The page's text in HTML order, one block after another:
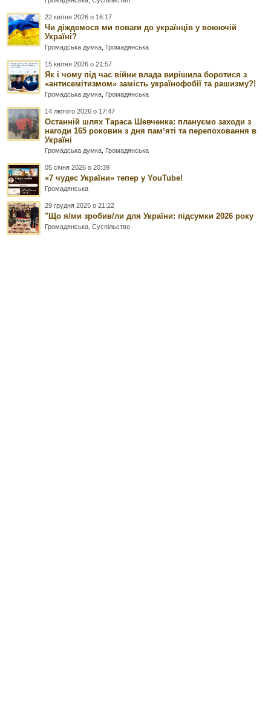
22 квітня 2026 о 16:17
Чи діждемося ми поваги до українців у воюючій
Україні?
Громадська думка, Громадянська
15 квітня 2026 о 21:57
Як і чому під час війни влада вирішила боротися з
«антисемітизмом» замість українофобії та рашизму?!
Громадська думка, Громадянська
14 лютого 2026 о 17:47
Останній шлях Тараса Шевченка: плануємо заходи з
нагоди 165 роковин з дня памʼяті та перепоховання в
Україні
Громадська думка, Громадянська
05 січня 2026 о 20:39
«7 чудес України» тепер у YouTube!
Громадянська
29 грудня 2025 о 21:22
"Що я/ми зробив/ли для України: підсумки 2026 року
Громадянська,Суспільство